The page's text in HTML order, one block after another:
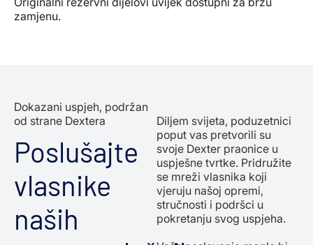
zamjenu.
Dokazani uspjeh, podržan
od strane Dextera
Poslušajte
vlasnike
naših
Diljem svijeta, poduzetnici
poput vas pretvorili su
svoje Dexter praonice u
uspješne tvrtke. Pridružite
se mreži vlasnika koji
vjeruju našoj opremi,
stručnosti i podršci u
pokretanju svog uspjeha.